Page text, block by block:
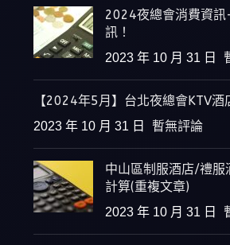
2024夜總會消費資
訊！
2023 年 10 月 31 日
【2024年5月】台北夜總會KTV酒
2023 年 10 月 31 日 暫無評論
中山區制服酒店/禮服
計算(重複文章)
2023 年 10 月 31 日